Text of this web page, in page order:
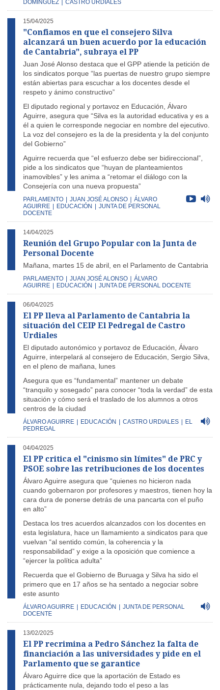
DOMÍNGUEZ CASTRO URDIALES
15/04/2025
"Confiamos en que el consejero Silva
alcanzará un buen acuerdo por la educación
de Cantabria", subraya el PP
Juan José Alonso destaca que el GPP atiende la petición de
los sindicatos porque “las puertas de nuestro grupo siempre
están abiertas para escuchar a los docentes desde el
respeto y ánimo constructivo”
El diputado regional y portavoz en Educación, Álvaro
Aguirre, asegura que “Silva es la autoridad educativa y es a
él a quien le corresponde negociar en nombre del ejecutivo.
La voz del consejero es la de la presidenta y la del conjunto
del Gobierno”
Aguirre recuerda que “el esfuerzo debe ser bidireccional”,
pide a los sindicatos que “huyan de planteamientos
inamovibles” y les anima a “retomar el diálogo con la
Consejería con una nueva propuesta”
PARLAMENTO JUAN JOSÉ ALONSO
ÁLVARO
AGUIRRE
EDUCACIÓN
JUNTA DE PERSONAL
DOCENTE
14/04/2025
Reunión del Grupo Popular con la Junta de
Personal Docente
Mañana, martes 15 de abril, en el Parlamento de Cantabria
PARLAMENTO JUAN JOSÉ ALONSO
ÁLVARO
AGUIRRE
EDUCACIÓN JUNTA DE PERSONAL DOCENTE
06/04/2025
El PP lleva al Parlamento de Cantabria la
situación del CEIP El Pedregal de Castro
Urdiales
El diputado autonómico y portavoz de Educación, Álvaro
Aguirre, interpelará al consejero de Educación, Sergio Silva,
en el pleno de mañana, lunes
Asegura que es “fundamental” mantener un debate
“tranquilo y sosegado” para conocer “toda la verdad” de esta
situación y cómo será el traslado de los alumnos a otros
centros de la ciudad
ÁLVARO AGUIRRE EDUCACIÓN CASTRO URDIALES
EL
PEDREGAL
04/04/2025
El PP critica el "cinismo sin límites" de PRC y
PSOE sobre las retribuciones de los docentes
Álvaro Aguirre asegura que “quienes no hicieron nada
cuando gobernaron por profesores y maestros, tienen hoy la
cara dura de ponerse detrás de una pancarta con el puño
en alto”
Destaca los tres acuerdos alcanzados con los docentes en
esta legislatura, hace un llamamiento a sindicatos para que
vuelvan “al sentido común, la coherencia y la
responsabilidad” y exige a la oposición que comience a
“ejercer la política adulta”
Recuerda que el Gobierno de Buruaga y Silva ha sido el
primero que en 17 años se ha sentado a negociar sobre
este asunto
ÁLVARO AGUIRRE EDUCACIÓN
JUNTA DE PERSONAL
DOCENTE
13/02/2025
El PP recrimina a Pedro Sánchez la falta de
financiación a las universidades y pide en el
Parlamento que se garantice
Álvaro Aguirre dice que la aportación de Estado es
prácticamente nula, dejando todo el peso a las